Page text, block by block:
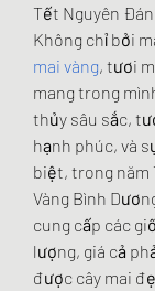
Tết Nguyên
Không chỉ bởi
mai vàng, tươi
mang trong
thủy sâu sắc,
hạnh phúc, và
biệt, trong năm
Vàng Bình
cung cấp các
lượng, giá cả
được cây mai